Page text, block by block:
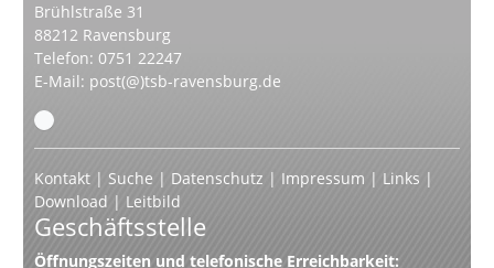
Brühlstraße 31
88212 Ravensburg
Telefon: 0751 22247
E-Mail: post(@)tsb-ravensburg.de
Kontakt | Suche | Datenschutz | Impressum | Links |
Download | Leitbild
Geschäftsstelle
Öffnungszeiten und telefonische Erreichbarkeit: